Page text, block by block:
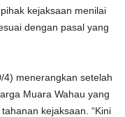
kejaksaan menilai
dengan pasal yang
setelah
Muara Wahau yang
kejaksaan. “Kini